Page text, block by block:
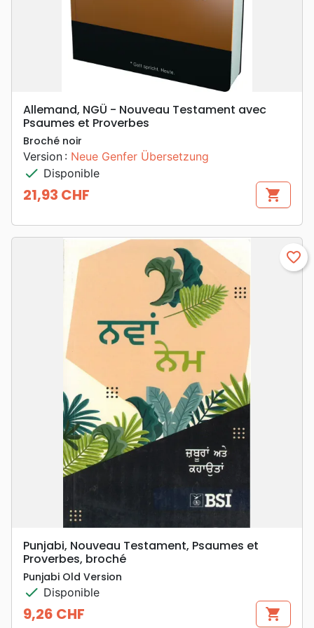
Allemand, NGÜ - Nouveau Testament avec
Psaumes et Proverbes
Broché noir
Version : Neue Genfer Übersetzung
check Disponible
Prix
21,93 CHF shopping_cart
favorite_border
Punjabi, Nouveau Testament, Psaumes et
Proverbes, broché
Punjabi Old Version
check Disponible
Prix
9,26 CHF shopping_cart